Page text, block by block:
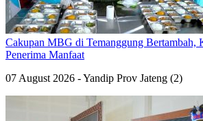
Cakupan MBG di Temanggung Bertambah,
Penerima Manfaat
07 August 2026 - Yandip Prov Jateng (2)